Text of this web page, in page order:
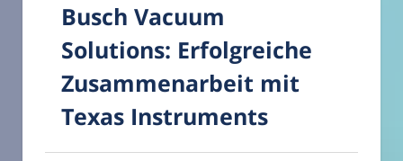
Busch Vacuum
Solutions: Erfolgreiche
Zusammenarbeit mit
Texas Instruments